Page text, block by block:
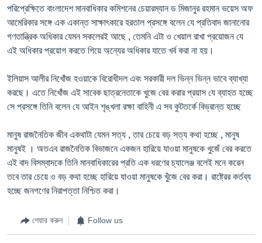
পরিপ্রেক্ষিতে বাংলাদেশ মানবাধিকার কমিশনের চেয়ারম্যান ড মিজানুর রহমান ভয়েস অফ
আমেরিকার সঙ্গে এক একান্ত সাক্ষাৎকারে হরতাল প্রসঙ্গে বলেন যে প্রতিবাদ জানানোর
গণতান্ত্রিক অধিকার যেমন সকলেরই আছে , তেমনি এটা ও খেয়াল রাখা প্রয়োজন যে
এই অধিকার প্রয়োগ করতে গিয়ে অন্যের অধিকার যাতে খর্ব করা না হয়।
ইলিয়াস আলীর নিখোঁজ হওয়াকে বিরোধীদল এবং সরকারী দল ভিন্ন ভিন্ন ভাবে ব্যাখ্যা
করছে। এতে নিখোঁজ এই সাবেক ছাত্রনেতাকে খুজে বের করার প্রয়াস যে ব্যাহত হচ্ছে
সে প্রসঙ্গে তিনি বলেন যে আইন শৃঙ্খলা রক্ষা বাহিনী এ সব কুটতর্কে বিভ্রান্ত হচ্ছে
মানুষ রাজনৈতিক জীব একথাটা যেমন সত্য , তার চেয়ে বড় সত্য কথা হচ্ছে , মানুষ
মানুষই । অতএব রাজনৈতিক বিভাজনে একজন হারিয়ে যাওয়া মানুষকে খুজেঁ বের করতে
এই বাদ বিসম্বাদকে তিনি মানবাধিকারের প্রতি এক ধরণের চ্যালেঞ্জ বলেই মনে করেন
তবে তার চেয়ে ও বড় কথা হচ্ছে হারিয়ে যাওয়া মানুষকে খুঁজে বের করা। রাষ্ট্রের কর্তব্য
হচ্ছে জনগণের নিরাপত্তা নিশ্চিত করা।
শেয়ার করুন Follow us